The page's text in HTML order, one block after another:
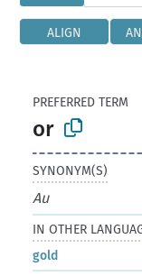
ALIGN
PREFERRED TERM
or
SYNONYM(S)
Au
IN OTHER
gold